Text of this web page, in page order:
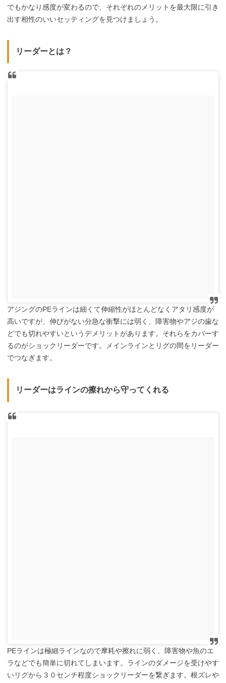
でもかなり感度が変わるので、それぞれのメリットを最大限に引き
出す相性のいいセッティングを見つけましょう。
リーダーとは？
アジングのPEラインは細くて伸縮性がほとんどなくアタリ感度が
高いですが、伸びがない分急な衝撃には弱く、障害物やアジの歯な
どでも切れやすいというデメリットがあります。それらをカバーす
るのがショックリーダーです。メインラインとリグの間をリーダー
でつなぎます。
リーダーはラインの擦れから守ってくれる
PEラインは極細ラインなので摩耗や擦れに弱く、障害物や魚のエ
ラなどでも簡単に切れてしまいます。ラインのダメージを受けやす
いリグから３０センチ程度ショックリーダーを繋ぎます。根ズレや